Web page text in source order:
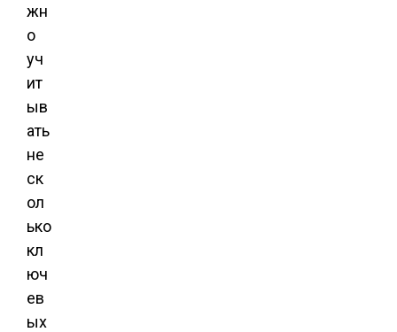
жн
о
уч
ит
ыв
ать
не
ск
ол
ько
кл
юч
ев
ых